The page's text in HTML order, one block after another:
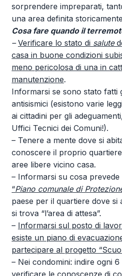
sorprendere impreparati,
una area definita storicamente
Cosa fare quando il
– Verificare lo stato di salute
casa in buone condizioni
meno pericolosa di una in
manutenzione.
Informarsi se sono stato fatti
antisismici (esistono varie
ai cittadini per gli
Uffici Tecnici dei Comuni!).
– Tenere a mente dove si
conoscere il proprio
aree libere vicino casa.
– Informarsi su cosa
“Piano comunale di
paese per il quartiere dove si
si trova “l’area di attesa”.
– Informarsi sul posto di
esiste un piano di
partecipare al progetto
– Nei condomini: indire ogni